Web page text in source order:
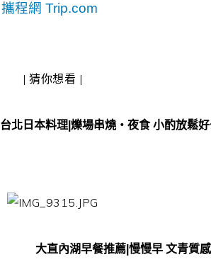
攜程網 Trip.com
| 猜你想看 |
台北日本料理|爍場串燒‧夜食 小酌放鬆
大直內湖早餐推薦|慢慢早 文青質